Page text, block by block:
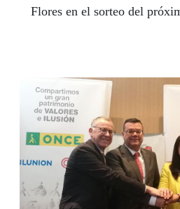
Flores en el sorteo del
la ONCE, Patricio Cárceles,
territorial en Andalucía,
Cristóbal Martínez,
en el que presentaron la
celebrada en el marco de la
sociedad del nuevo Museo
Jerez, que tendrá un espacio